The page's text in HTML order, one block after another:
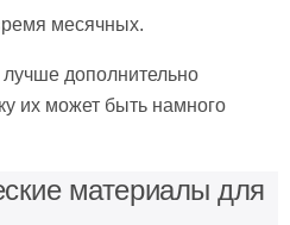
месячных.
дополнительно
их может быть намного
материалы для